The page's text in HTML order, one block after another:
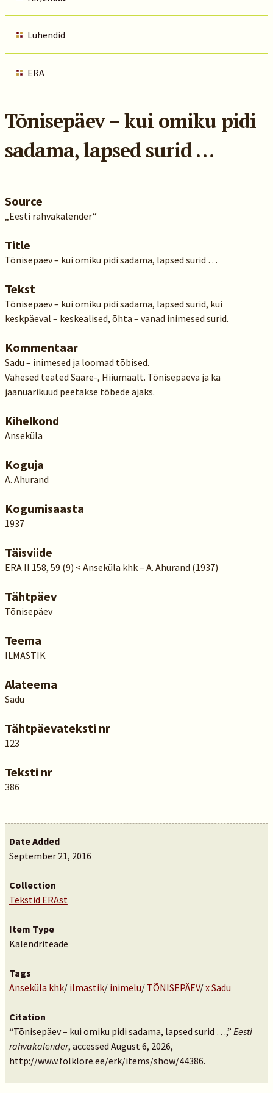
Lühendid
ERA
Tõnisepäev – kui omiku pidi
sadama, lapsed surid …
Source
„Eesti rahvakalender“
Title
Tõnisepäev – kui omiku pidi sadama, lapsed surid …
Tekst
Tõnisepäev – kui omiku pidi sadama, lapsed surid, kui
keskpäeval – keskealised, õhta – vanad inimesed surid.
Kommentaar
Sadu – inimesed ja loomad tõbised.
Vähesed teated Saare-, Hiiumaalt. Tõnisepäeva ja ka
jaanuarikuud peetakse tõbede ajaks.
Kihelkond
Anseküla
Koguja
A. Ahurand
Kogumisaasta
1937
Täisviide
ERA II 158, 59 (9) < Anseküla khk – A. Ahurand (1937)
Tähtpäev
Tõnisepäev
Teema
ILMASTIK
Alateema
Sadu
Tähtpäevateksti nr
123
Teksti nr
386
Date Added
September 21, 2016
Collection
Tekstid ERAst
Item Type
Kalendriteade
Tags
Anseküla khk/ ilmastik/ inimelu/ TÕNISEPÄEV/x Sadu
Citation
“Tõnisepäev – kui omiku pidi sadama, lapsed surid …,” Eesti
rahvakalender, accessed August 6, 2026,
http://www.folklore.ee/erk/items/show/44386.